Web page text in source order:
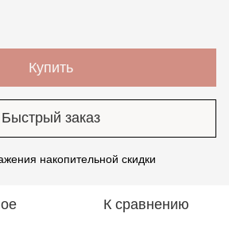
Купить
Быстрый заказ
накопительной скидки
К сравнению